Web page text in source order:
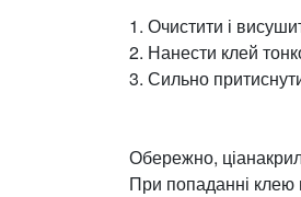
1. Очистити і
2. Нанести клей
3. Сильно
Обережно,
При попаданні клею